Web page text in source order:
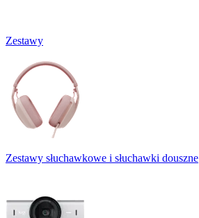
Zestawy
Zestawy słuchawkowe i słuchawki douszne